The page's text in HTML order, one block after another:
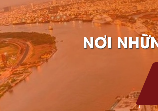
NƠI